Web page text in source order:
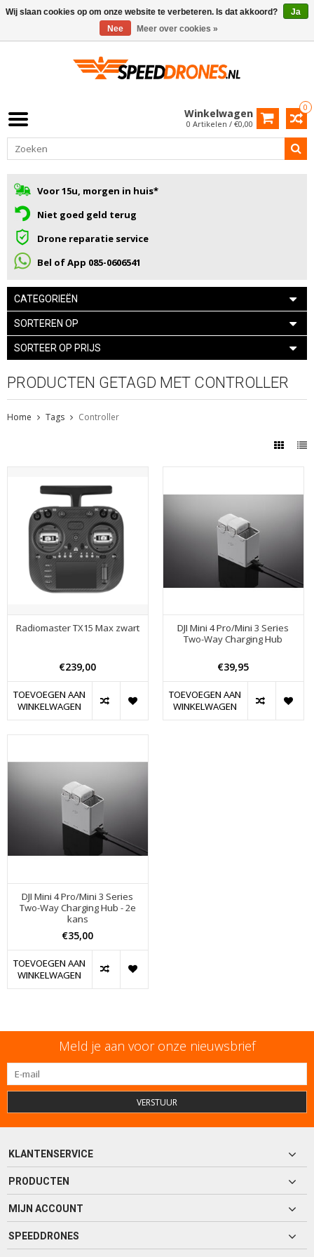
0
Winkelwagen
0 Artikelen / €0,00
Voor 15u, morgen in huis*
Niet goed geld terug
Drone reparatie service
Bel of App 085-0606541
CATEGORIEËN
SORTEREN OP
SORTEER OP PRIJS
PRODUCTEN GETAGD MET CONTROLLER
Home Tags Controller
Radiomaster TX15 Max zwart
€239,00
TOEVOEGEN AAN
WINKELWAGEN
DJI Mini 4 Pro/Mini 3 Series
Two-Way Charging Hub
€39,95
TOEVOEGEN AAN
WINKELWAGEN
DJI Mini 4 Pro/Mini 3 Series
Two-Way Charging Hub - 2e
kans
€35,00
TOEVOEGEN AAN
WINKELWAGEN
Meld je aan voor onze nieuwsbrief
VERSTUUR
KLANTENSERVICE
PRODUCTEN
MIJN ACCOUNT
SPEEDDRONES
Wij slaan cookies op om onze website te verbeteren. Is dat akkoord?
Ja
Nee
Meer over cookies »